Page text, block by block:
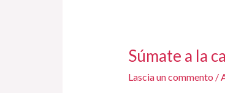
Súmate a la
Lascia un commento /
la
de